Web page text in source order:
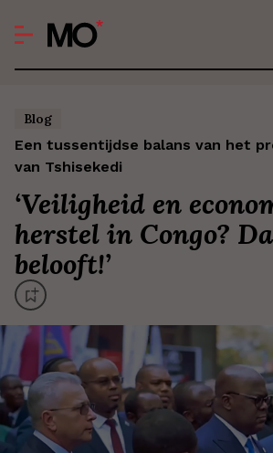
Blog
Een tussentijdse balans van het
van Tshisekedi
‘Veiligheid en
herstel in Congo?
belooft!’